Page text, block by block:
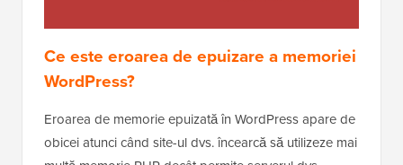
Ce este eroarea de epuizare a memoriei
WordPress?
Eroarea de memorie epuizată în WordPress apare de
obicei atunci când site-ul dvs. încearcă să utilizeze mai